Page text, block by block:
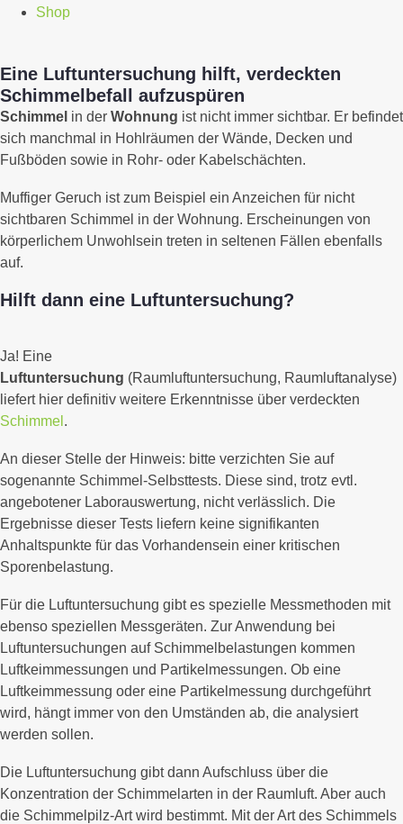
Shop
Eine Luftuntersuchung hilft, verdeckten
Schimmelbefall aufzuspüren
Schimmel in der Wohnung ist nicht immer sichtbar. Er befindet
sich manchmal in Hohlräumen der Wände, Decken und
Fußböden sowie in Rohr- oder Kabelschächten.
Muffiger Geruch ist zum Beispiel ein Anzeichen für nicht
sichtbaren Schimmel in der Wohnung. Erscheinungen von
körperlichem Unwohlsein treten in seltenen Fällen ebenfalls
auf.
Hilft dann eine Luftuntersuchung?
Ja! Eine
Luftuntersuchung (Raumluftuntersuchung, Raumluftanalyse)
liefert hier definitiv weitere Erkenntnisse über verdeckten
Schimmel .
An dieser Stelle der Hinweis: bitte verzichten Sie auf
sogenannte Schimmel-Selbsttests. Diese sind, trotz evtl.
angebotener Laborauswertung, nicht verlässlich. Die
Ergebnisse dieser Tests liefern keine signifikanten
Anhaltspunkte für das Vorhandensein einer kritischen
Sporenbelastung.
Für die Luftuntersuchung gibt es spezielle Messmethoden mit
ebenso speziellen Messgeräten. Zur Anwendung bei
Luftuntersuchungen auf Schimmelbelastungen kommen
Luftkeimmessungen und Partikelmessungen. Ob eine
Luftkeimmessung oder eine Partikelmessung durchgeführt
wird, hängt immer von den Umständen ab, die analysiert
werden sollen.
Die Luftuntersuchung gibt dann Aufschluss über die
Konzentration der Schimmelarten in der Raumluft. Aber auch
die Schimmelpilz-Art wird bestimmt. Mit der Art des Schimmels